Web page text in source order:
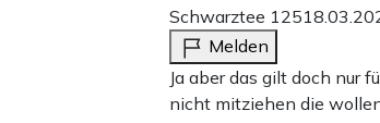
Schwarztee 125
Melden
Ja aber das gilt doch nur
nicht mitziehen die